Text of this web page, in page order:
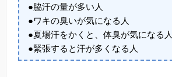
●脇汗の量が多い人
●ワキの臭いが気になる人
●夏場汗をかくと、体臭が気になる人
●緊張すると汗が多くなる人